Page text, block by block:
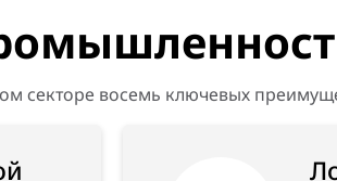
секторе восемь ключевых